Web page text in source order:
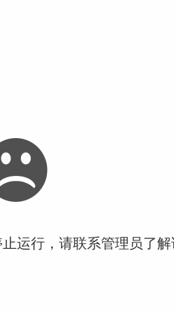
运行，请联系管理员了